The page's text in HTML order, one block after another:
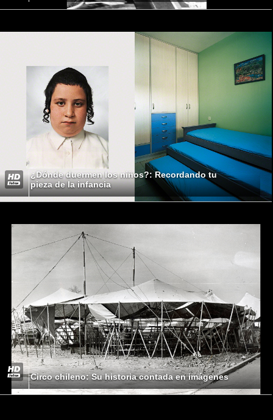
¿Dónde duermen los niños?: Recordando tu
pieza de la infancia
Circo chileno: Su historia contada en imágenes